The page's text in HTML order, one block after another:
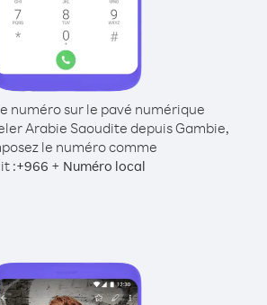
numéro sur le pavé numérique
Arabie Saoudite depuis Gambie,
le numéro comme
:+966 + Numéro local